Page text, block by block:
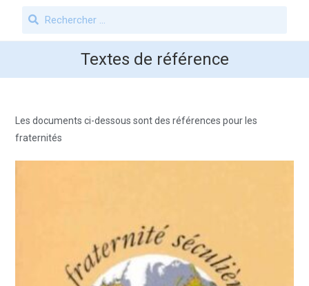
Textes de référence
Les documents ci-dessous sont des références pour les
fraternités